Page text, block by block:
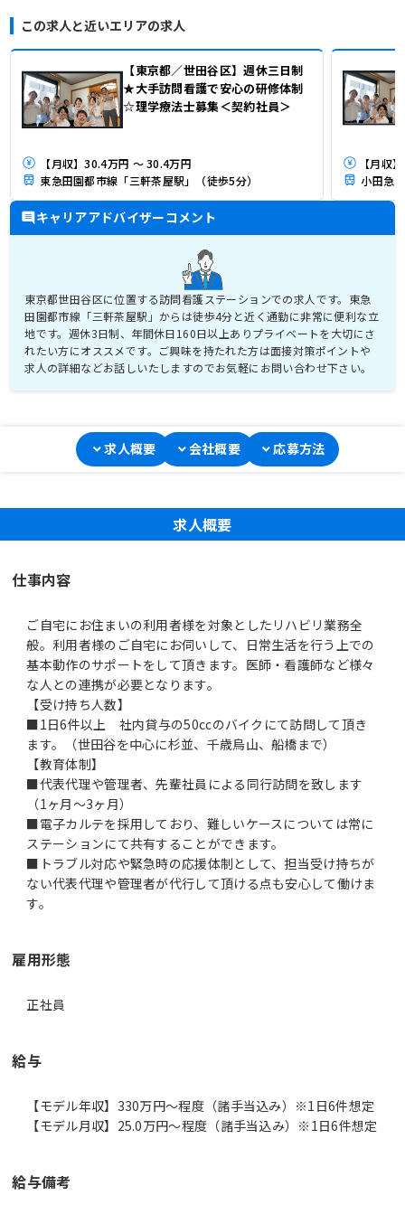
この求人と近いエリアの求人
【東京都／世田谷区】週休三日制
★大手訪問看護で安心の研修体制
☆理学療法士募集＜契約社員＞
【月収】30.4万円 ～ 30.4万円
東急田園都市線「三軒茶屋駅」（徒歩5分）
小田急
キャリアアドバイザーコメント
東京都世田谷区に位置する訪問看護ステーションでの求人です。東急
田園都市線「三軒茶屋駅」からは徒歩4分と近く通勤に非常に便利な立
地です。週休3日制、年間休日160日以上ありプライベートを大切にさ
れたい方にオススメです。ご興味を持たれた方は面接対策ポイントや
求人の詳細などお話しいたしますのでお気軽にお問い合わせ下さい。
求人概要 会社概要 応募方法
求人概要
仕事内容
ご自宅にお住まいの利用者様を対象としたリハビリ業務全
般。利用者様のご自宅にお伺いして、日常生活を行う上での
基本動作のサポートをして頂きます。医師・看護師など様々
な人との連携が必要となります。
【受け持ち人数】
■1日6件以上 社内貸与の50ccのバイクにて訪問して頂き
ます。（世田谷を中心に杉並、千歳烏山、船橋まで）
【教育体制】
■代表代理や管理者、先輩社員による同行訪問を致します
（1ヶ月～3ヶ月）
■電子カルテを採用しており、難しいケースについては常に
ステーションにて共有することができます。
■トラブル対応や緊急時の応援体制として、担当受け持ちが
ない代表代理や管理者が代行して頂ける点も安心して働けま
す。
雇用形態
正社員
給与
【モデル年収】330万円〜程度（諸手当込み）※1日6件想定
【モデル月収】25.0万円〜程度（諸手当込み）※1日6件想定
給与備考